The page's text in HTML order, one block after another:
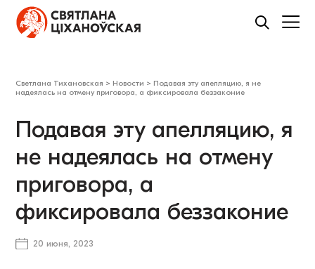
Светлана Тихановская > Новости > Подавая эту апелляцию, я не
надеялась на отмену приговора, а фиксировала беззаконие
Подавая эту апелляцию, я
не надеялась на отмену
приговора, а
фиксировала беззаконие
20 июня, 2023